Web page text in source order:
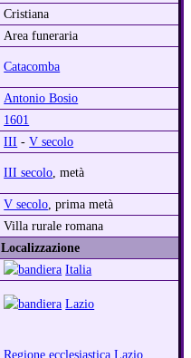
Cristiana
Area funeraria
Catacomba
Antonio Bosio
1601
III -V secolo
III secolo , metà
V secolo , prima metà
Villa rurale romana
Localizzazione
Italia
Lazio
Regione ecclesiastica Lazio